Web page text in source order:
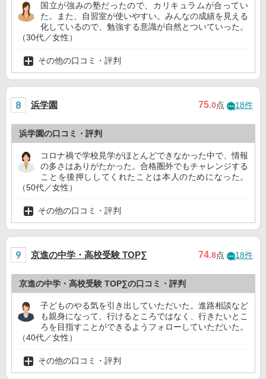
国立が強みの塾だったので、カリキュラムが合ってい
た。また、自習室が使いやすい。みんなの成績を見える
化しているので、勉強する意識が自然とついていった。
（30代／女性）
その他の口コミ・評判
浜学園 75.0点 18件
浜学園の口コミ・評判
コロナ禍で学校見学がほとんどできなかった中で、情報
の多さはありがたかった。合格圏外でもチャレンジする
ことを後押ししてくれたことは本人のためになった。
（50代／女性）
その他の口コミ・評判
京進の中学・高校受験 TOP∑ 74.8点 18件
京進の中学・高校受験 TOP∑の口コミ・評判
子どものやる気を引き出していただいた。進路相談など
も親身になって、行けるところではなく、行きたいとこ
ろを目指すことができるようフォローしていただいた。
（40代／女性）
その他の口コミ・評判